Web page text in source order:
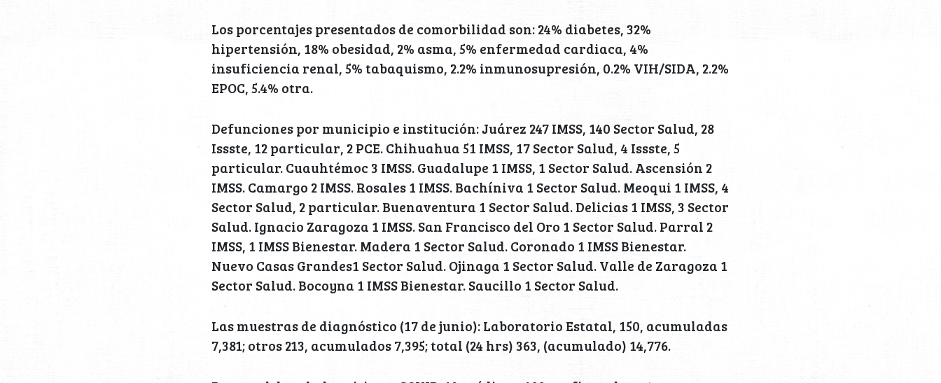
Los porcentajes presentados de comorbilidad son: 24% diabetes, 32%
hipertensión, 18% obesidad, 2% asma, 5% enfermedad cardiaca, 4%
insuficiencia renal, 5% tabaquismo, 2.2% inmunosupresión, 0.2% VIH/SIDA, 2.2%
EPOC, 5.4% otra.
Defunciones por municipio e institución: Juárez 247 IMSS, 140 Sector Salud, 28
Issste, 12 particular, 2 PCE. Chihuahua 51 IMSS, 17 Sector Salud, 4 Issste, 5
particular. Cuauhtémoc 3 IMSS. Guadalupe 1 IMSS, 1 Sector Salud. Ascensión 2
IMSS. Camargo 2 IMSS. Rosales 1 IMSS. Bachíniva 1 Sector Salud. Meoqui 1 IMSS, 4
Sector Salud, 2 particular. Buenaventura 1 Sector Salud. Delicias 1 IMSS, 3 Sector
Salud. Ignacio Zaragoza 1 IMSS. San Francisco del Oro 1 Sector Salud. Parral 2
IMSS, 1 IMSS Bienestar. Madera 1 Sector Salud. Coronado 1 IMSS Bienestar.
Nuevo Casas Grandes1 Sector Salud. Ojinaga 1 Sector Salud. Valle de Zaragoza 1
Sector Salud. Bocoyna 1 IMSS Bienestar. Saucillo 1 Sector Salud.
Las muestras de diagnóstico (17 de junio): Laboratorio Estatal, 150, acumuladas
7,381; otros 213, acumulados 7,395; total (24 hrs) 363, (acumulado) 14,776.